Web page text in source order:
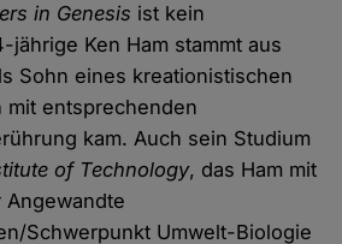
in Genesis ist kein
jährige Ken Ham stammt aus
Sohn eines kreationistischen
entsprechenden
kam. Auch sein Studium
of Technology, das Ham mit
Schwerpunkt Umwelt-Biologie